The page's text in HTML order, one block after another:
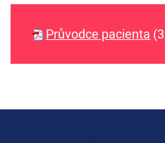
Průvodce pacienta